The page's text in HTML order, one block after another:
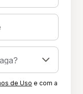
de Uso e com a